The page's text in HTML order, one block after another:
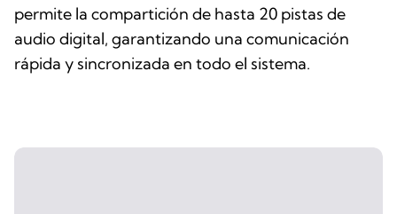
permite la compartición de hasta 20 pistas de
audio digital, garantizando una comunicación
rápida y sincronizada en todo el sistema.